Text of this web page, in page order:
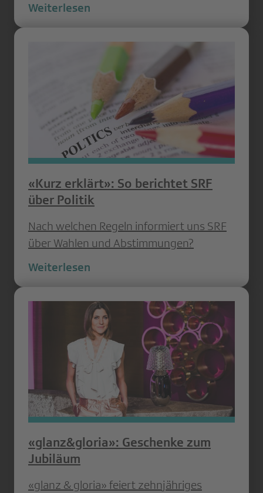
Weiterlesen
«Kurz erklärt»: So berichtet SRF
über Politik
Nach welchen Regeln informiert uns SRF
über Wahlen und Abstimmungen?
Weiterlesen
«glanz&gloria»: Geschenke zum
Jubiläum
«glanz & gloria» feiert zehnjähriges